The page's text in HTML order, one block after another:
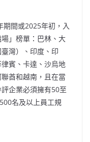
間或2025年初，入
」榜單：巴林、大
灣）、印度、印
賓、卡達、沙烏地
酋和越南，且在當
企業必須擁有50至
名及以上員工規